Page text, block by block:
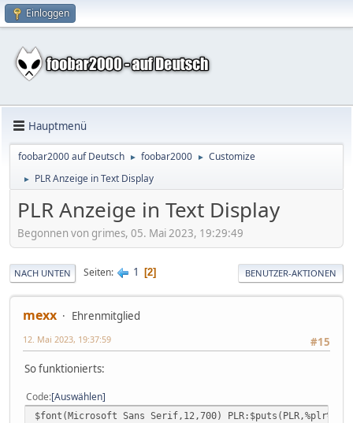
Einloggen
Hauptmenü
foobar2000 auf Deutsch ► foobar2000 ► Customize
► PLR Anzeige in Text Display
PLR Anzeige in Text Display
Begonnen von grimes, 05. Mai 2023, 19:29:49
NACH UNTEN Seiten 1 2 BENUTZER-AKTIONEN
mexx
Ehrenmitglied
#15
12. Mai 2023, 19:37:59
So funktionierts:
Code Auswählen
$font(Microsoft Sans Serif,12,700) PLR:$puts(PLR,%plr%)